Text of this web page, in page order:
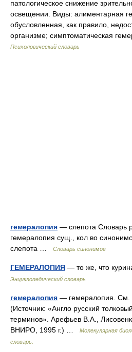
патологическое снижение
освещении. Виды: алиментарная
обусловленная, как правило,
организме; симптоматическая
Психологический словарь
гемералопия — слепота Словарь
гемералопия сущ., кол во
слепота …
Словарь синонимов
ГЕМЕРАЛОПИЯ — то же, что
Энциклопедический словарь
гемералопия — гемералопия. См.
(Источник: «Англо русский
терминов». Арефьев В.А.,
ВНИРО, 1995 г.) …
Молекулярная
словарь.